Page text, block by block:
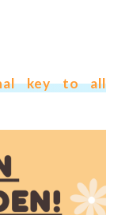
key to all